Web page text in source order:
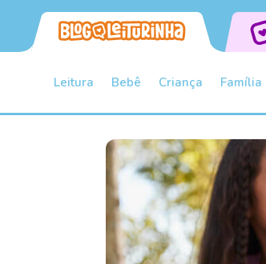
Leitura Bebê Criança Família